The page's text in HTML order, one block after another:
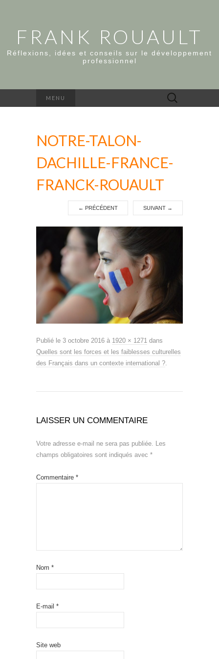
FRANK ROUAULT
Réflexions, idées et conseils sur le développement
professionnel
MENU Rechercher :
NOTRE-TALON-
DACHILLE-FRANCE-
FRANCK-ROUAULT
← PRÉCÉDENT SUIVANT →
Publié le 3 octobre 2016 à 1920 × 1271 dans
Quelles sont les forces et les faiblesses culturelles
des Français dans un contexte international ?.
LAISSER UN COMMENTAIRE
Votre adresse e-mail ne sera pas publiée. Les
champs obligatoires sont indiqués avec *
Commentaire *
Nom *
E-mail *
Site web